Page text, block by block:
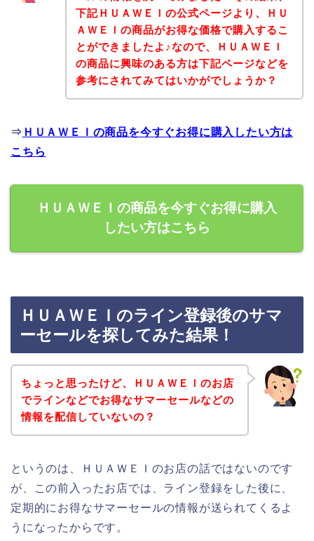
下記ＨＵＡＷＥＩの公式ページより、ＨＵ
ＡＷＥＩの商品がお得な価格で購入するこ
とができましたよ♪なので、ＨＵＡＷＥＩ
の商品に興味のある方は下記ページなどを
参考にされてみてはいかがでしょうか？
⇒ ＨＵＡＷＥＩの商品を今すぐお得に購入したい方は
こちら
ＨＵＡＷＥＩの商品を今すぐお得に購入
したい方はこちら
ＨＵＡＷＥＩのライン登録後のサマ
ーセールを探してみた結果！
ちょっと思ったけど、ＨＵＡＷＥＩのお店
でラインなどでお得なサマーセールなどの
情報を配信していないの？
というのは、ＨＵＡＷＥＩのお店の話ではないのです
が、この前入ったお店では、ライン登録をした後に、
定期的にお得なサマーセールの情報が送られてくるよ
うになったからです。